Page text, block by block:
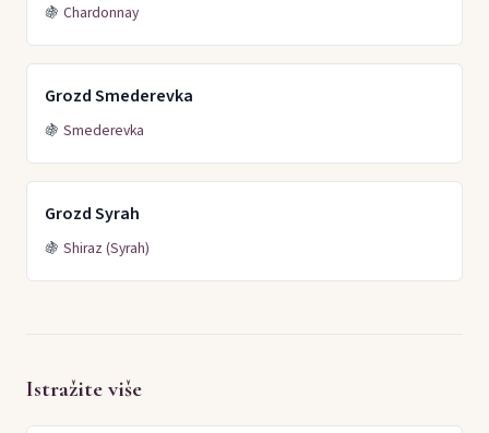
🍇 Chardonnay
Grozd Smederevka
🍇 Smederevka
Grozd Syrah
🍇 Shiraz (Syrah)
Istražite više